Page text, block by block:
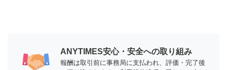
ANYTIMES安心・安全への取り組み
報酬は取引前に事務局に支払われ、評価・完了後